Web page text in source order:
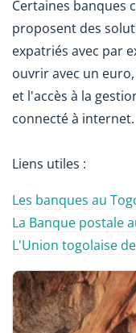
Certaines banques
proposent des
expatriés avec par
ouvrir avec un
et l'accès à la
connecté à internet.
Liens utiles :
Les banques au
La Banque postale
L'Union togolaise